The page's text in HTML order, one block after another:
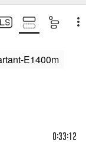
E1400m
0:33:12